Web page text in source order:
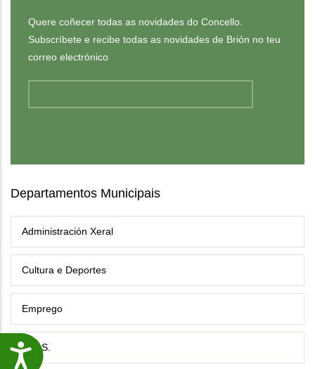
Accesibilidade
Quere coñecer todas as novidades do Concello.
Subscríbete e recibe todas as novidades de Brión no teu
correo electrónico
Departamentos Municipais
Administración Xeral
Cultura e Deportes
Emprego
G.E.S.